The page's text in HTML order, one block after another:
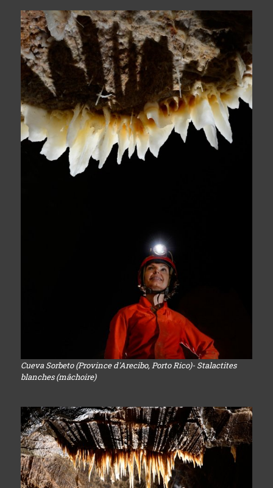
Cueva Sorbeto (Province d'Arecibo, Porto Rico)- Stalactites
blanches (mâchoire)